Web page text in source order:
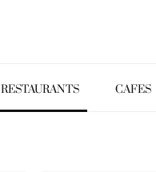
RESTAURANTS CAFES